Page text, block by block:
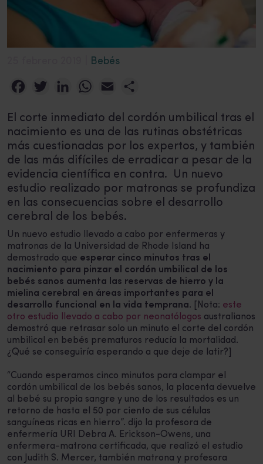
Bebés
FacebookTwitterLinkedInWhatsApp
Email
El corte inmediato del cordón umbilical tras el
nacimiento es una de las rutinas obstétricas
más cuestionadas por los expertos, y también
de las más difíciles de erradicar a pesar de la
evidencia científica en contra. Un nuevo
estudio realizado por matronas se profundiza
en las consecuencias sobre el desarrollo
cerebral de los bebés.
Un nuevo estudio llevado a cabo por enfermeras y
matronas de la Universidad de Rhode Island ha
demostrado que esperar cinco minutos tras el
nacimiento para pinzar el cordón umbilical de los
bebés sanos aumenta las reservas de hierro y la
mielina cerebral en áreas importantes para el
desarrollo funcional en la vida temprana. [Nota: este
otro estudio llevado a cabo por neonatólogos australianos
demostró que retrasar solo un minuto el corte del cordón
umbilical en bebés prematuros reducía la mortalidad.
¿Qué se conseguiría esperando a que deje de latir?]
“Cuando esperamos cinco minutos para clampar el
cordón umbilical de los bebés sanos, la placenta devuelve
al bebé su propia sangre y uno de los resultados es un
retorno de hasta el 50 por ciento de sus células
sanguíneas ricas en hierro”. dijo la profesora de
enfermería URI Debra A. Erickson-Owens, una
enfermera-matrona certificada, que realizó el estudio
con Judith S. Mercer, también matrona y profesora